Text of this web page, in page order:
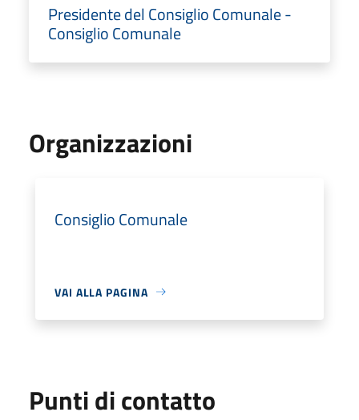
Presidente del Consiglio Comunale -
Consiglio Comunale
Organizzazioni
Consiglio Comunale
VAI ALLA PAGINA
Punti di contatto